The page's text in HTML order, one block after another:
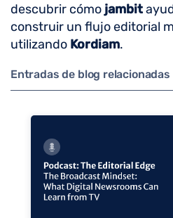
descubrir cómo jambit
construir un flujo editorial
utilizando Kordiam.
Entradas de blog relacionadas